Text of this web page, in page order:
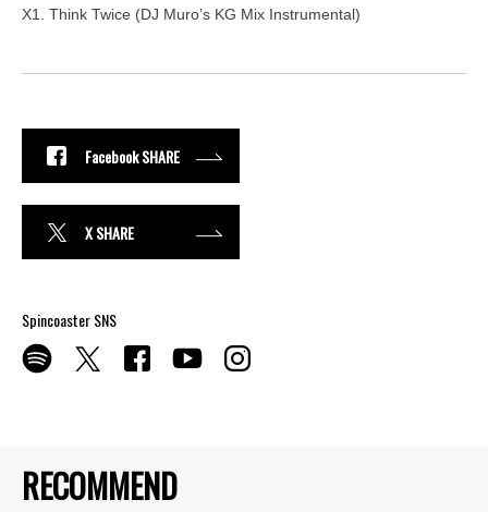
RECOMMEND
X1. Think Twice (DJ Muro’s KG Mix Instrumental)
Facebook SHARE
X SHARE
Spincoaster SNS